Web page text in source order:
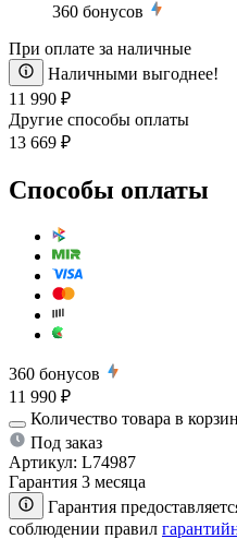
360 бонусов
При оплате за наличные
Наличными выгоднее!
11 990 ₽
Другие способы оплаты
13 669 ₽
Способы оплаты
360 бонусов
11 990 ₽
Количество товара в
Под заказ
Артикул: L74987
Гарантия 3 месяца
Гарантия
соблюдении правил